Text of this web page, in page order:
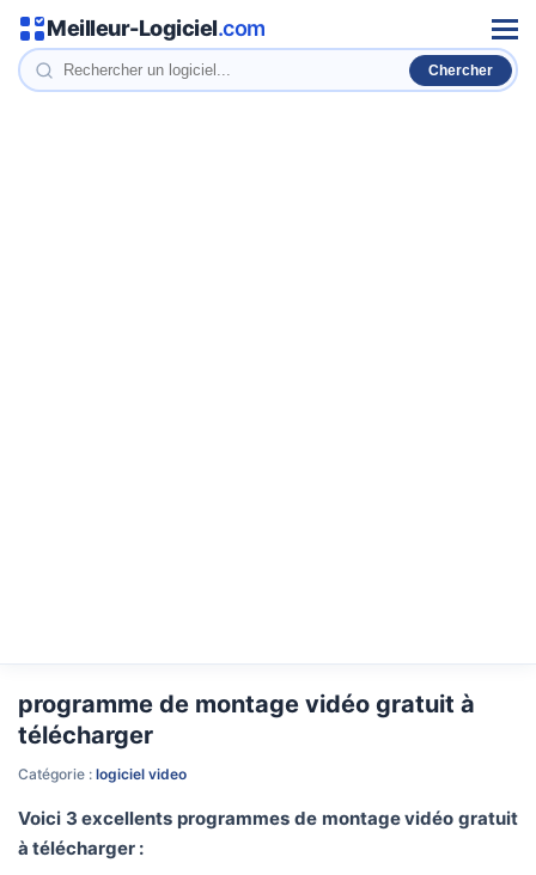
Meilleur-Logiciel.com
programme de montage vidéo gratuit à
télécharger
Catégorie : logiciel video
Voici 3 excellents programmes de montage vidéo gratuit
à télécharger :